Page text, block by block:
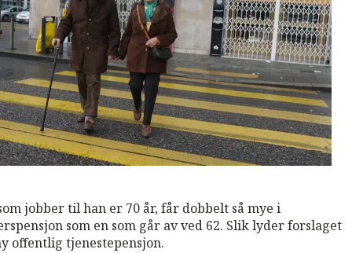
jobber til han er 70 år, får dobbelt så mye i
som en som går av ved 62. Slik lyder forslaget
offentlig tjenestepensjon.